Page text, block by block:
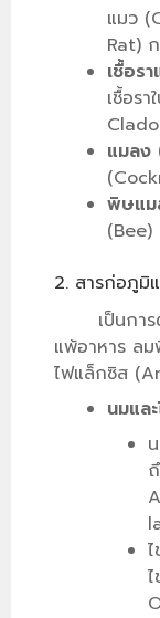
แมว
Rat)
เชื้อร
เชื้อร
แมลง
พิษแม
(Bee)
2. สารก่อภูมิ
เป็นกา
แพ้อาหาร ล
ไฟแล็กซิส
นมแล